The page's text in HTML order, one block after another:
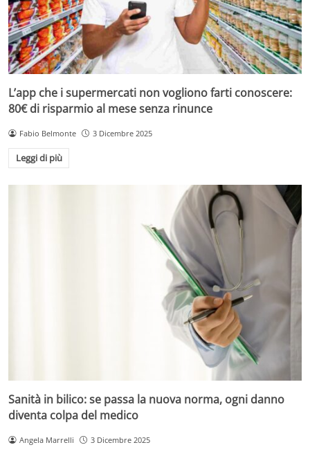
L’app che i supermercati non vogliono farti conoscere:
80€ di risparmio al mese senza rinunce
Fabio Belmonte 3 Dicembre 2025
Leggi di più
Sanità in bilico: se passa la nuova norma, ogni danno
diventa colpa del medico
Angela Marrelli 3 Dicembre 2025